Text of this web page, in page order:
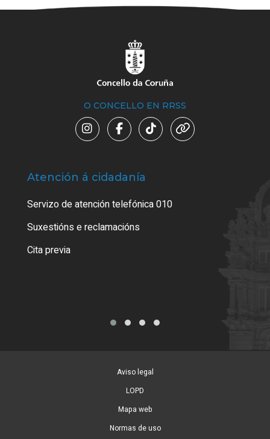
O CONCELLO EN RRSS
Atención á cidadanía
Servizo de atención telefónica 010
Suxestións e reclamacións
Cita previa
Aviso legal
LOPD
Mapa web
Normas de uso